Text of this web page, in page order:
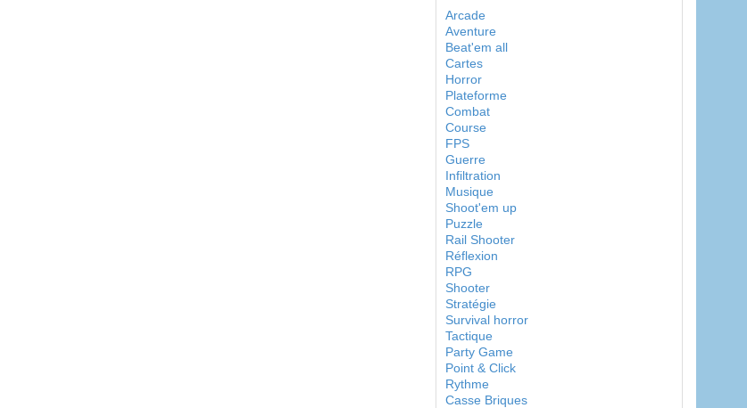
Arcade
Aventure
Beat'em all
Cartes
Horror
Plateforme
Combat
Course
FPS
Guerre
Infiltration
Musique
Shoot'em up
Puzzle
Rail Shooter
Réflexion
RPG
Shooter
Stratégie
Survival horror
Tactique
Party Game
Point & Click
Rythme
Casse Briques